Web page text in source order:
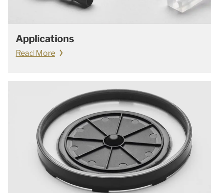
Applications
Read More